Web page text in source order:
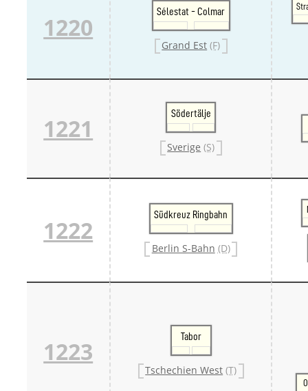
1220
Sélestat - Colmar
Grand Est (F)
1221
Södertälje
Sverige (S)
1222
Südkreuz Ringbahn
Berlin S-Bahn (D)
1223
Tabor
Tschechien West (T)